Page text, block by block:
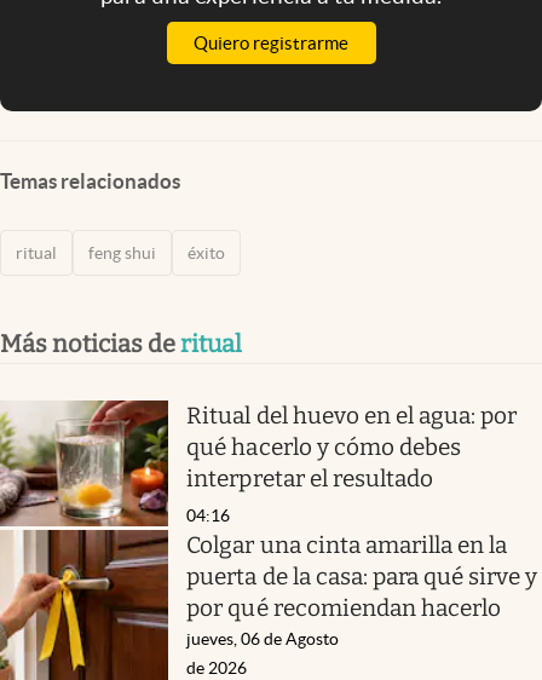
Quiero registrarme
Temas relacionados
ritual feng shui éxito
Más noticias deritual
Ritual del huevo en el agua: por
qué hacerlo y cómo debes
interpretar el resultado
04:16
Colgar una cinta amarilla en la
puerta de la casa: para qué sirve y
por qué recomiendan hacerlo
jueves, 06 de Agosto
de 2026